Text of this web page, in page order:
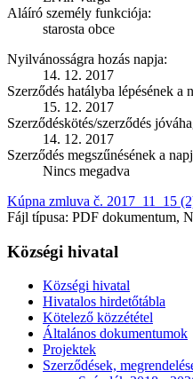
Aláíró személy funkciója:
starosta obce
Nyilvánosságra hozás napja:
14. 12. 2017
Szerződés hatályba lépésének a
15. 12. 2017
Szerződéskötés/szerződés
14. 12. 2017
Szerződés megszűnésének a
Nincs megadva
Kúpna zmluva č. 2017_11_15
Fájl típusa: PDF dokumentum,
Községi hivatal
Községi hivatal
Hivatalos hirdetőtábla
Kötelező közzététel
Általános dokumentumok
Projektek
Szerződések,